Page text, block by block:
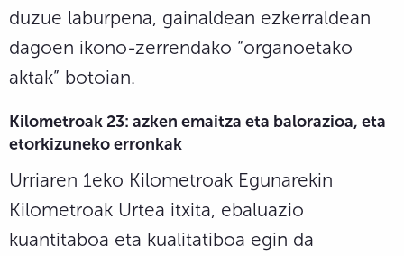
duzue laburpena, gainaldean ezkerraldean
dagoen ikono-zerrendako “organoetako
aktak” botoian.
Kilometroak 23: azken emaitza eta balorazioa, eta
etorkizuneko erronkak
Urriaren 1eko Kilometroak Egunarekin
Kilometroak Urtea itxita, ebaluazio
kuantitaboa eta kualitatiboa egin da